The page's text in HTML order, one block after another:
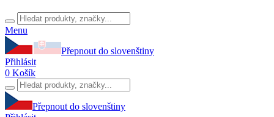
Menu
Přepnout do slovenštiny
Přihlásit
0 Košík
Přepnout do slovenštiny